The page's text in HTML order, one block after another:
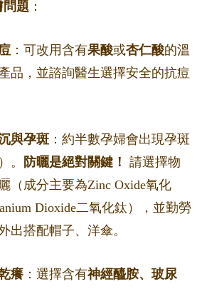
問題 ：
：可改用含有果酸或杏仁酸的溫
品，並諮詢醫生選擇安全的抗痘
與孕斑 ：約半數孕婦會出現孕斑
。
防曬是絕對關鍵！ 請選擇物
（成分主要為Zinc Oxide氧化
Dioxide二氧化鈦），並勤勞
出搭配帽子、洋傘。
癢 ：選擇含有神經醯胺、玻尿